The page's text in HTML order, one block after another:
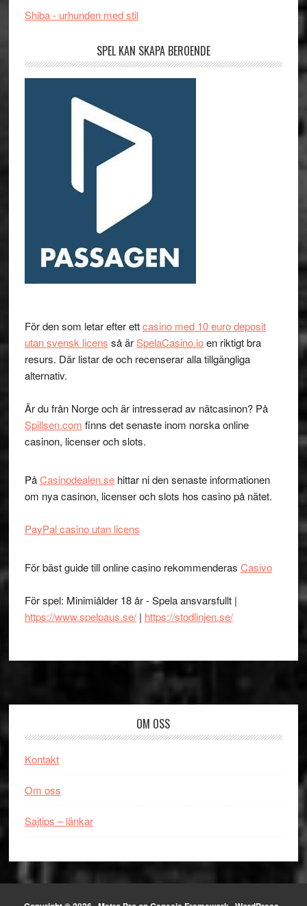
Shiba - urhunden med stil
SPEL KAN SKAPA BEROENDE
För den som letar efter ettcasino med 10 euro deposit
utan svensk licens så ärSpelaCasino.ioen riktigt bra
resurs. Där listar de och recenserar alla tillgängliga
alternativ.
Är du från Norge och är intresserad av nätcasinon? På
Spillsen.com finns det senaste inom norska online
casinon, licenser och slots.
PåCasinodealen.sehittar ni den senaste informationen
om nya casinon, licenser och slots hos casino på nätet.
PayPal casino utan licens
För bäst guide till online casino rekommenderas Casivo
För spel: Minimiålder 18 år - Spela ansvarsfullt |
https://www.spelpaus.se/| https://stodlinjen.se/
OM OSS
Kontakt
Om oss
Sajtips – länkar